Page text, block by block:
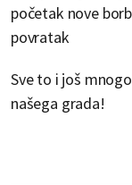
početak nove
povratak
Sve to i još
našega grada!